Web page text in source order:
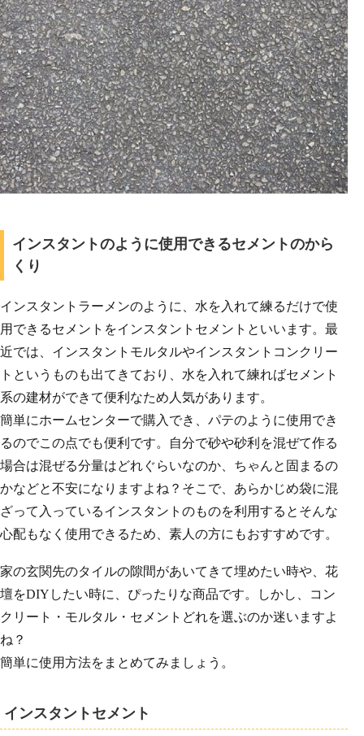
インスタントのように使用できるセメントのから
くり
インスタントラーメンのように、水を入れて練るだけで使
用できるセメントをインスタントセメントといいます。最
近では、インスタントモルタルやインスタントコンクリー
トというものも出てきており、水を入れて練ればセメント
系の建材ができて便利なため人気があります。
簡単にホームセンターで購入でき、パテのように使用でき
るのでこの点でも便利です。自分で砂や砂利を混ぜて作る
場合は混ぜる分量はどれぐらいなのか、ちゃんと固まるの
かなどと不安になりますよね？そこで、あらかじめ袋に混
ざって入っているインスタントのものを利用するとそんな
心配もなく使用できるため、素人の方にもおすすめです。
家の玄関先のタイルの隙間があいてきて埋めたい時や、花
壇をDIYしたい時に、ぴったりな商品です。しかし、コン
クリート・モルタル・セメントどれを選ぶのか迷いますよ
ね？
簡単に使用方法をまとめてみましょう。
インスタントセメント